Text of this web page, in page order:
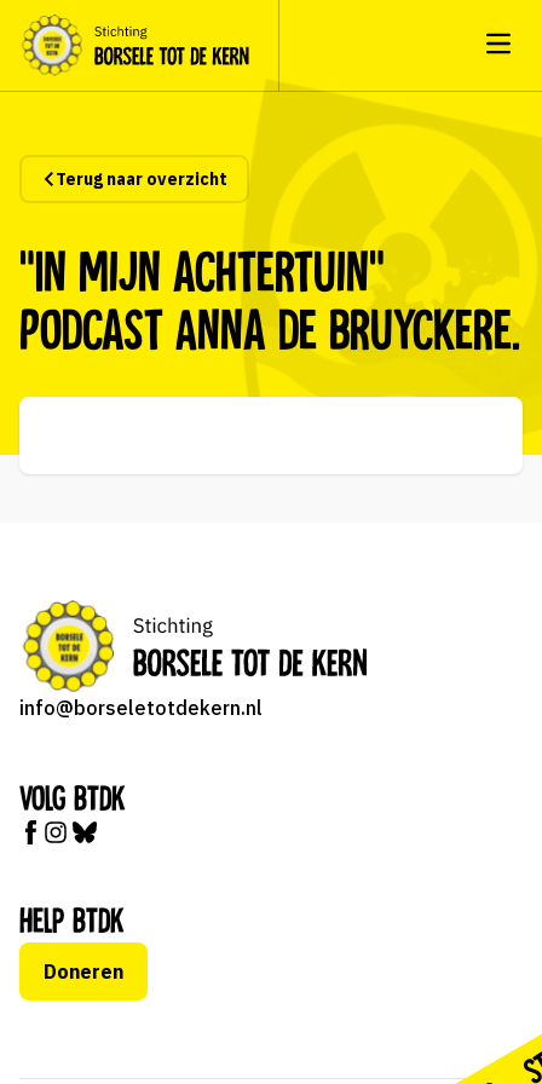
Terug naar overzicht
“In mijn achtertuin”
Podcast Anna de Bruyckere.
info@borseletotdekern.nl
Volg BTDK
Help BTDK
Doneren